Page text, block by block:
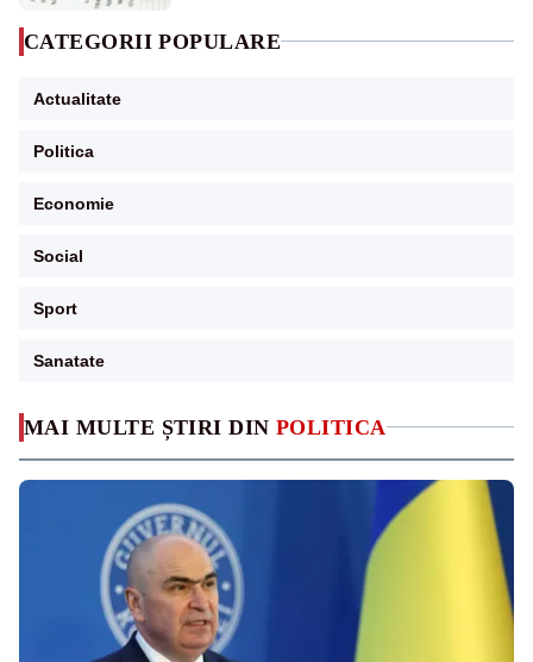
MAI MULTE ȘTIRI DIN POLITICA
CATEGORII POPULARE
Actualitate
Politica
Economie
Social
Sport
Sanatate